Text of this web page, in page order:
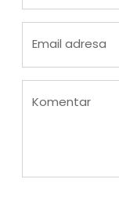
Email adresa
Komentar